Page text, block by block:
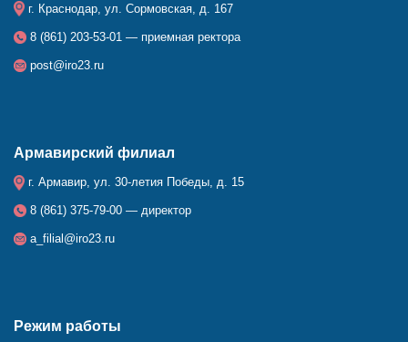
г. Краснодар, ул. Сормовская, д. 167
8 (861) 203-53-01 — приемная ректора
post@iro23.ru
Армавирский филиал
г. Армавир, ул. 30-летия Победы, д. 15
8 (861) 375-79-00 — директор
a_filial@iro23.ru
Режим работы